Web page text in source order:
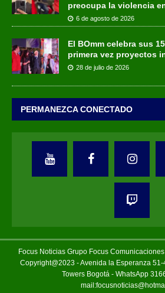
preocupa la violencia
6 de agosto de 2026
El BOmm celebra sus
primera vez proyectos
28 de julio de 2026
PERMANEZCA CONECTADO
Focus Noticias Grupo Focus
Copyright@2023 - Avenida la Esperanza
Towers Bogotá - WhatsApp